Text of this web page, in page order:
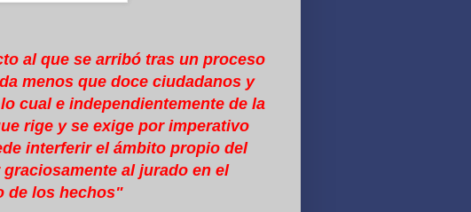
al que se arribó tras un proceso
menos que doce ciudadanos y
cual e independientemente de la
rige y se exige por imperativo
interferir el ámbito propio del
graciosamente al jurado en el
de los hechos"